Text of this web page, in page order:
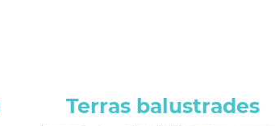
Terras balustrades